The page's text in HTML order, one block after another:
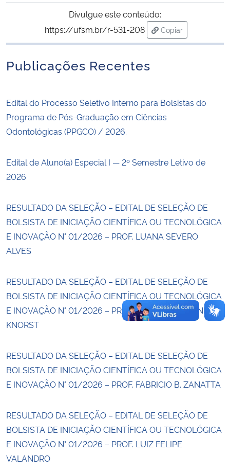
Ministério da Ciência, Tecnologia, Inovações e Comunicações
Ministério do Meio Ambiente
Ministério do Desenvolvimento Regional
Ministério da Mulher, da Família e dos Direitos Humanos
Secretaria de Governo
Gabinete de Segurança Institucional
Advocacia-Geral da União
Banco Central do Brasil
Divulgue este conteúdo:
https://ufsm.br/r-531-208
Copiar
para área de
Publicações Recentes
Edital do Processo Seletivo Interno para Bolsistas do
Programa de Pós-Graduação em Ciências
Odontológicas (PPGCO) / 2026.
Edital de Aluno(a) Especial I — 2º Semestre Letivo de
2026
RESULTADO DA SELEÇÃO – EDITAL DE SELEÇÃO DE
BOLSISTA DE INICIAÇÃO CIENTÍFICA OU TECNOLÓGICA
E INOVAÇÃO N° 01/2026 – PROF. LUANA SEVERO
ALVES
RESULTADO DA SELEÇÃO – EDITAL DE SELEÇÃO DE
BOLSISTA DE INICIAÇÃO CIENTÍFICA OU TECNOLÓGICA
E INOVAÇÃO N° 01/2026 – PROF. JESSICA KLÖCKNER
KNORST
RESULTADO DA SELEÇÃO – EDITAL DE SELEÇÃO DE
BOLSISTA DE INICIAÇÃO CIENTÍFICA OU TECNOLÓGICA
E INOVAÇÃO N° 01/2026 – PROF. FABRICIO B. ZANATTA
RESULTADO DA SELEÇÃO – EDITAL DE SELEÇÃO DE
BOLSISTA DE INICIAÇÃO CIENTÍFICA OU TECNOLÓGICA
E INOVAÇÃO N° 01/2026 – PROF. LUIZ FELIPE
VALANDRO